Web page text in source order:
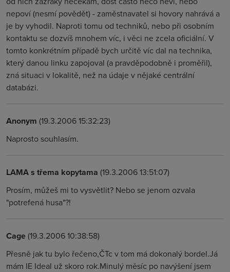
nepoví (nesmí povědět) - zaměstnavatel si hovory nahrává a
je by vyhodil. Naproti tomu od techniků, nebo při osobním
kontaktu se dozvíš mnohem víc, i věci ne zcela oficiální. V
tomto konkrétním případě bych určitě víc dal na technika,
který danou linku zapojoval (a pravděpodobně i proměřil),
zná situaci v lokalitě, než na údaje v nějaké centrální
databázi.
Anonym (19.3.2006 15:32:23)
Naprosto souhlasím.
LAMA s třema kopytama (19.3.2006 13:51:07)
Prosím, můžeš mi to vysvětlit? Nebo se jenom ozvala
"potrefená husa"?!
Cage(19.3.2006 10:38:58)
Přesně jak tu bylo řečeno,ČTc v tom má dokonalý bordel.Já
mám IE Ideal už skoro rok.Minulý měsíc po navýšení jsem